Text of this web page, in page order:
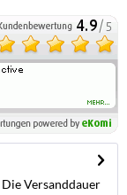
Versanddauer